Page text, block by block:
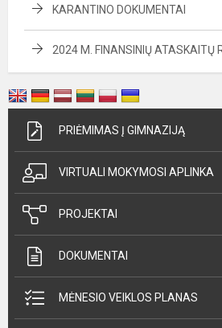
KARANTINO DOKUMENTAI
2024 M. FINANSINIŲ ATASKAITŲ
PRIĖMIMAS Į GIMNAZIJĄ
VIRTUALI MOKYMOSI APLINKA
PROJEKTAI
DOKUMENTAI
MĖNESIO VEIKLOS PLANAS